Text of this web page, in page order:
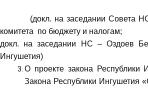
(докл. на заседании Совета НС и
комитета по бюджету и налогам;
докл. на заседании НС – Оздоев
Ингушетия)
О проекте закона
Закона Республики Ингушетия